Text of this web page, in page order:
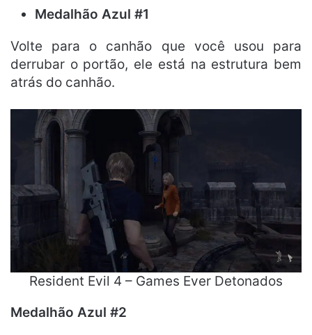
Medalhão Azul #1
Volte para o canhão que você usou para
derrubar o portão, ele está na estrutura bem
atrás do canhão.
Resident Evil 4 – Games Ever Detonados
Medalhão Azul #2